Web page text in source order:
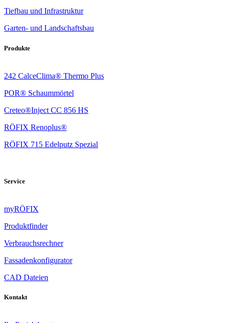
Tiefbau und Infrastruktur
Garten- und Landschaftsbau
Produkte
242 CalceClima® Thermo Plus
POR® Schaummörtel
Creteo®Inject CC 856 HS
RÖFIX Renoplus®
RÖFIX 715 Edelputz Spezial
Service
myRÖFIX
Produktfinder
Verbrauchsrechner
Fassadenkonfigurator
CAD Dateien
Kontakt